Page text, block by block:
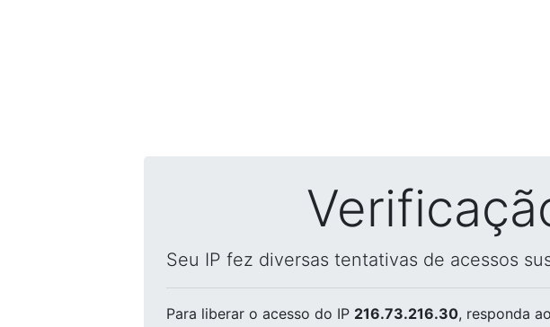
Seu IP fez diversas tentativas de acessos
Para liberar o acesso do IP 216.73.216.30, responda